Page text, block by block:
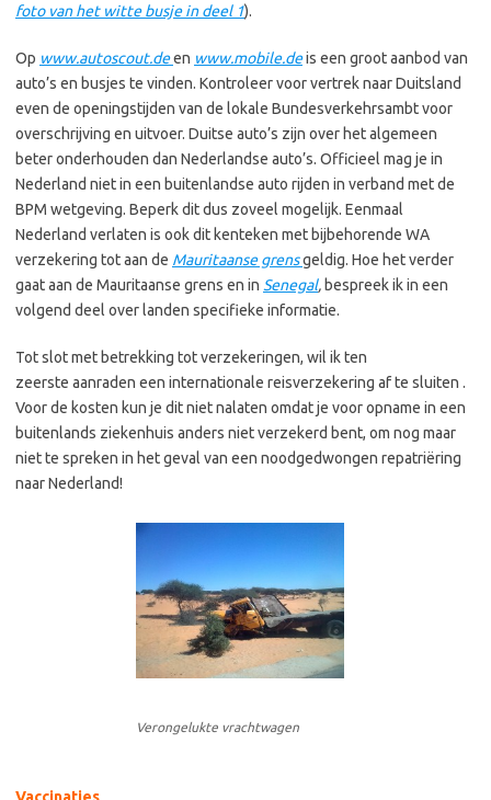
foto van het witte busje in deel 1).
Op www.autoscout.deen www.mobile.deis een groot aanbod van
auto’s en busjes te vinden. Kontroleer voor vertrek naar Duitsland
even de openingstijden van de lokale Bundesverkehrsambt voor
overschrijving en uitvoer. Duitse auto’s zijn over het algemeen
beter onderhouden dan Nederlandse auto’s. Officieel mag je in
Nederland niet in een buitenlandse auto rijden in verband met de
BPM wetgeving. Beperk dit dus zoveel mogelijk. Eenmaal
Nederland verlaten is ook dit kenteken met bijbehorende WA
verzekering tot aan de Mauritaanse grensgeldig. Hoe het verder
gaat aan de Mauritaanse grens en in Senegal, bespreek ik in een
volgend deel over landen specifieke informatie.
Tot slot met betrekking tot verzekeringen, wil ik ten
zeerste aanraden een internationale reisverzekering af te sluiten .
Voor de kosten kun je dit niet nalaten omdat je voor opname in een
buitenlands ziekenhuis anders niet verzekerd bent, om nog maar
niet te spreken in het geval van een noodgedwongen repatriëring
naar Nederland!
Verongelukte vrachtwagen